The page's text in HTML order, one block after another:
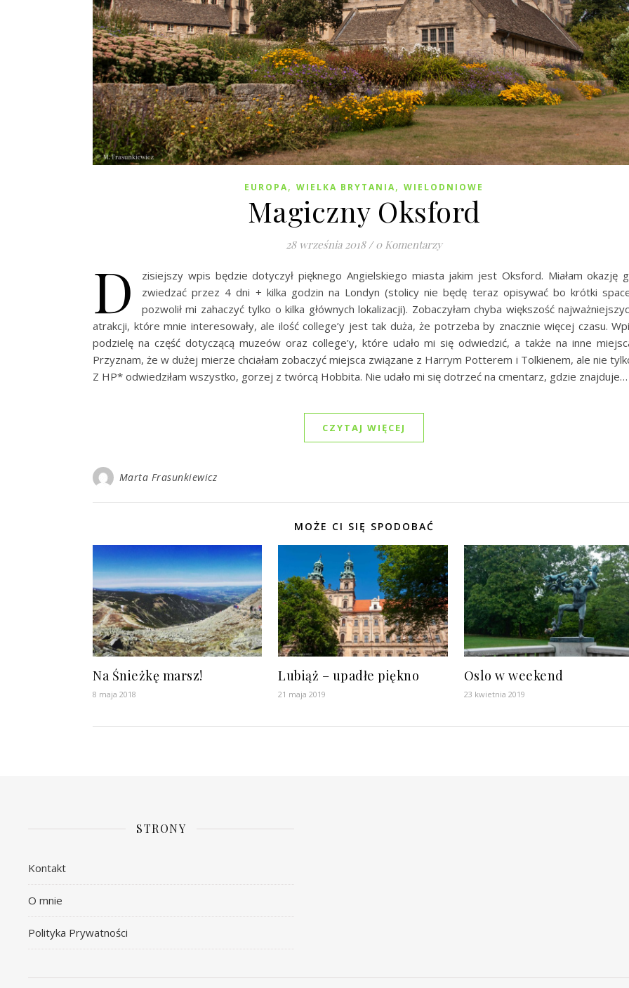
EUROPA, WIELKA BRYTANIA, WIELODNIOWE
Magiczny Oksford
28 września 2018 / 0 Komentarzy
D
zisiejszy wpis będzie dotyczył pięknego Angielskiego miasta jakim jest Oksford. Miałam okazję
zwiedzać przez 4 dni + kilka godzin na Londyn (stolicy nie będę teraz opisywać bo krótki
pozwolił mi zahaczyć tylko o kilka głównych lokalizacji). Zobaczyłam chyba większość
atrakcji, które mnie interesowały, ale ilość college’y jest tak duża, że potrzeba by znacznie więcej czasu.
podzielę na część dotyczącą muzeów oraz college’y, które udało mi się odwiedzić, a także na inne
Przyznam, że w dużej mierze chciałam zobaczyć miejsca związane z Harrym Potterem i Tolkienem, ale nie
Z HP* odwiedziłam wszystko, gorzej z twórcą Hobbita. Nie udało mi się dotrzeć na cmentarz, gdzie znajduje…
CZYTAJ WIĘCEJ
Marta Frasunkiewicz
MOŻE CI SIĘ SPODOBAĆ
Na Śnieżkę marsz!
8 maja 2018
Lubiąż – upadłe piękno
21 maja 2019
Oslo w weekend
23 kwietnia 2019
STRONY
Kontakt
O mnie
Polityka Prywatności